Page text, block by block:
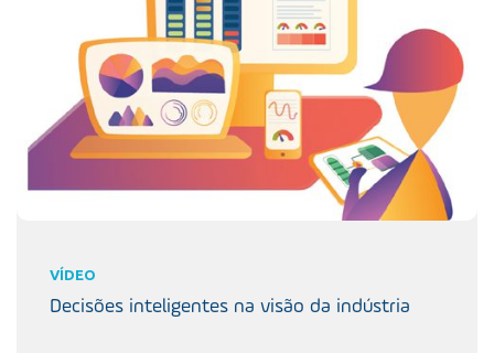
VÍDEO
Decisões inteligentes na visão da indústria